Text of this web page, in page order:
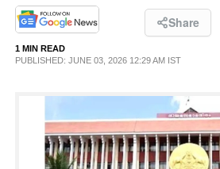
SPIRITUAL
Share
1 MIN READ
PUBLISHED: JUNE 03, 2026 12:29 AM IST